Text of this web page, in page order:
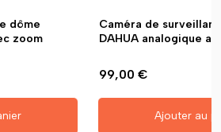
dôme
zoom
Caméra de
DAHUA analogique
99,00 €
Ajouter au